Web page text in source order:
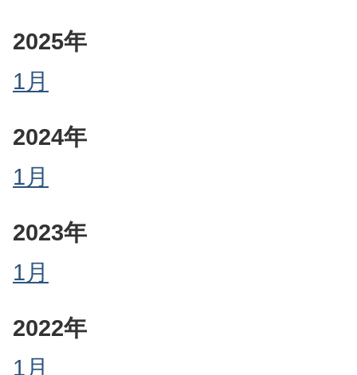
2025年
1月
2024年
1月
2023年
1月
2022年
1月